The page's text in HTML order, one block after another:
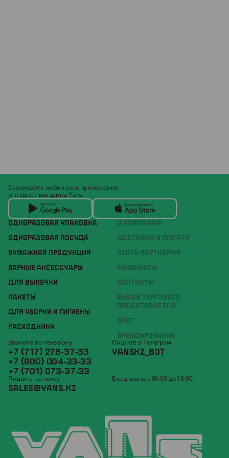
ОДНОРАЗОВАЯ УПАКОВКА
ОДНОРАЗОВАЯ ПОСУДА
БУМАЖНАЯ ПРОДУКЦИЯ
БАРНЫЕ АКСЕССУАРЫ
ДЛЯ ВЫПЕЧКИ
ПАКЕТЫ
ДЛЯ УБОРКИ И ГИГИЕНЫ
РАСХОДНИКИ
О КОМПАНИИ
ДОСТАВКА И ОПЛАТА
СТАТЬ ПАРТНЁРОМ
РЕКВИЗИТЫ
КОНТАКТЫ
ВЫЗОВ ТОРГОВОГО
ПРЕДСТАВИТЕЛЯ
БЛОГ
БРЕНДИРОВАНИЕ
Скачивайте мобильное приложение
интернет-магазина Yans
Звоните по телефону
+7 (717) 278-37-33
+7 (800) 004-33-33
+7 (701) 073-37-33
Пишите в Телеграм
YANSKZ_BOT
Пишите на почту
SALES@YANS.KZ
Ежедневно с 09:00 до 18:00